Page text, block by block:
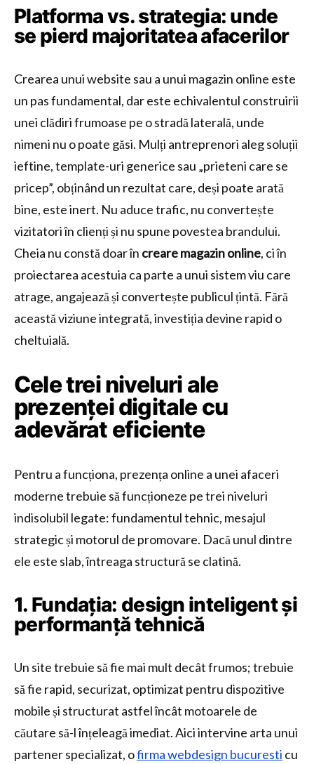
Platforma vs. strategia: unde
se pierd majoritatea afacerilor
Crearea unui website sau a unui magazin online este
un pas fundamental, dar este echivalentul construirii
unei clădiri frumoase pe o stradă laterală, unde
nimeni nu o poate găsi. Mulți antreprenori aleg soluții
ieftine, template-uri generice sau „prieteni care se
pricep”, obținând un rezultat care, deși poate arată
bine, este inert. Nu aduce trafic, nu convertește
vizitatori în clienți și nu spune povestea brandului.
Cheia nu constă doar în creare magazin online, ci în
proiectarea acestuia ca parte a unui sistem viu care
atrage, angajează și convertește publicul țintă. Fără
această viziune integrată, investiția devine rapid o
cheltuială.
Cele trei niveluri ale
prezenței digitale cu
adevărat eficiente
Pentru a funcționa, prezența online a unei afaceri
moderne trebuie să funcționeze pe trei niveluri
indisolubil legate: fundamentul tehnic, mesajul
strategic și motorul de promovare. Dacă unul dintre
ele este slab, întreaga structură se clatină.
1. Fundația: design inteligent și
performanță tehnică
Un site trebuie să fie mai mult decât frumos; trebuie
să fie rapid, securizat, optimizat pentru dispozitive
mobile și structurat astfel încât motoarele de
căutare să-l înțeleagă imediat. Aici intervine arta unui
partener specializat, ofirma webdesign bucuresti cu